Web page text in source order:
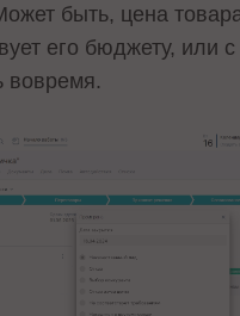
быть, цена
его бюджету, или
вовремя.